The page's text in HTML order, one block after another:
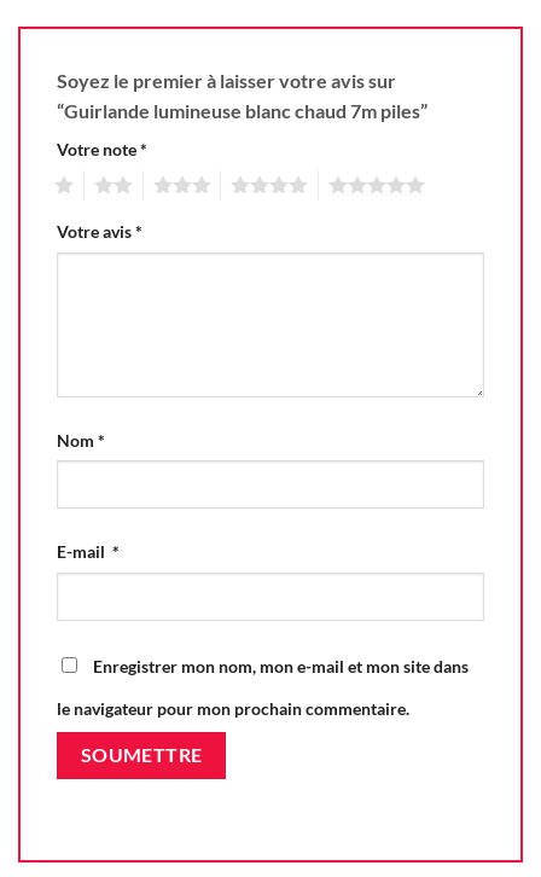
Soyez le premier à laisser votre avis sur
“Guirlande lumineuse blanc chaud 7m piles”
Votre note*
Votre avis*
Nom *
E-mail *
Enregistrer mon nom, mon e-mail et mon site dans
le navigateur pour mon prochain commentaire.